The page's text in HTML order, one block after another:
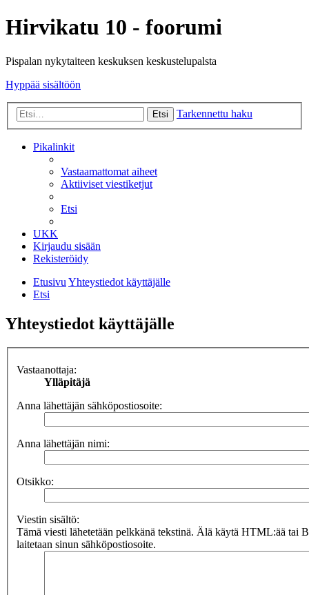
Hirvikatu 10 - foorumi
Pispalan nykytaiteen keskuksen keskustelupalsta
Hyppää sisältöön
Etsi Tarkennettu haku
Pikalinkit
Vastaamattomat aiheet
Aktiiviset viestiketjut
Etsi
UKK
Kirjaudu sisään
Rekisteröidy
EtusivuYhteystiedot käyttäjälle
Etsi
Yhteystiedot käyttäjälle
Vastaanottaja:
Ylläpitäjä
Anna lähettäjän sähköpostiosoite:
Anna lähettäjän nimi:
Otsikko:
Viestin sisältö:
Tämä viesti lähetetään pelkkänä tekstinä. Älä käytä HTML:ää tai
laitetaan sinun sähköpostiosoite.